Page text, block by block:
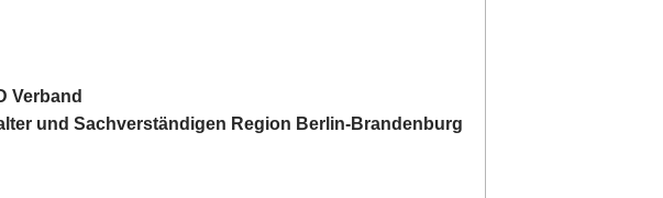
Verband
und Sachverständigen Region Berlin-Brandenburg